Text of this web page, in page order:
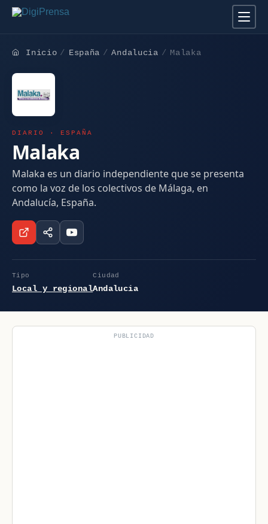
Inicio España Andalucia Malaka
DIARIO · ESPAÑA
Malaka
Malaka es un diario independiente que se presenta
como la voz de los colectivos de Málaga, en
Andalucía, España.
Tipo
Local y regional
Ciudad
Andalucia
PUBLICIDAD